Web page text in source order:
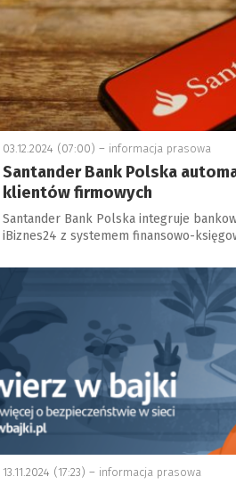
03.12.2024 (07:00) – informacja prasowa
Santander Bank Polska
klientów firmowych
Santander Bank Polska integruje
iBiznes24 z systemem finansowo-
13.11.2024 (17:23) – informacja prasowa